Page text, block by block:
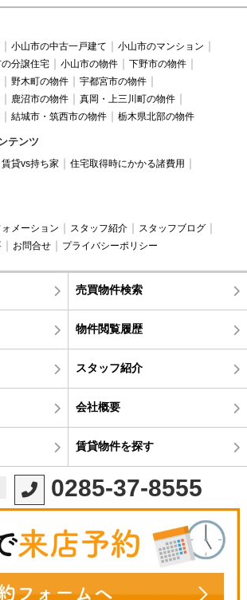
小山市の中古一戸建て
小山市のマンション
分譲住宅 小山市の物件
下野市の物件
野木町の物件
宇都宮市の物件
鹿沼市の物件
真岡・上三川町の物件
結城市・筑西市の物件 栃木県北部の物件
テンツ
賃貸vs持ち家
住宅取得時にかかる諸費用
メーション スタッフ紹介
スタッフブログ
お問合せ プライバシーポリシー
売買物件検索
物件閲覧履歴
スタッフ紹介
会社概要
賃貸物件を探す
0285-37-8555